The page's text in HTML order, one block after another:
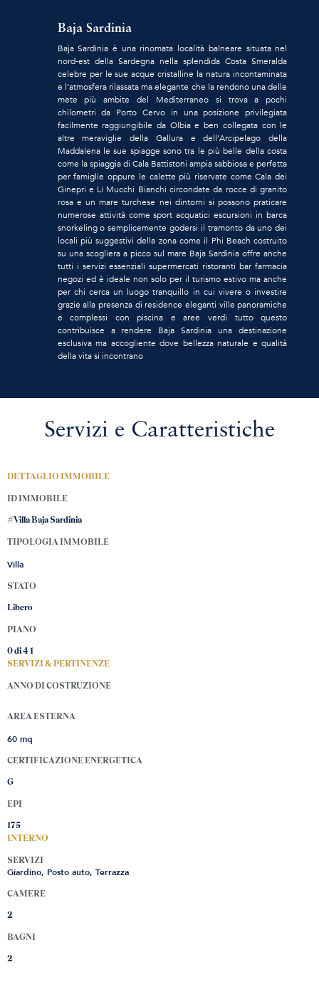
Baja Sardinia
Baja Sardinia è una rinomata località balneare situata nel
nord-est della Sardegna nella splendida Costa Smeralda
celebre per le sue acque cristalline la natura incontaminata
e l’atmosfera rilassata ma elegante che la rendono una delle
mete più ambite del Mediterraneo si trova a pochi
chilometri da Porto Cervo in una posizione privilegiata
facilmente raggiungibile da Olbia e ben collegata con le
altre meraviglie della Gallura e dell’Arcipelago della
Maddalena le sue spiagge sono tra le più belle della costa
come la spiaggia di Cala Battistoni ampia sabbiosa e perfetta
per famiglie oppure le calette più riservate come Cala dei
Ginepri e Li Mucchi Bianchi circondate da rocce di granito
rosa e un mare turchese nei dintorni si possono praticare
numerose attività come sport acquatici escursioni in barca
snorkeling o semplicemente godersi il tramonto da uno dei
locali più suggestivi della zona come il Phi Beach costruito
su una scogliera a picco sul mare Baja Sardinia offre anche
tutti i servizi essenziali supermercati ristoranti bar farmacia
negozi ed è ideale non solo per il turismo estivo ma anche
per chi cerca un luogo tranquillo in cui vivere o investire
grazie alla presenza di residence eleganti ville panoramiche
e complessi con piscina e aree verdi tutto questo
contribuisce a rendere Baja Sardinia una destinazione
esclusiva ma accogliente dove bellezza naturale e qualità
della vita si incontrano
Servizi e Caratteristiche
DETTAGLIO IMMOBILE
ID IMMOBILE
#Villa Baja Sardinia
TIPOLOGIA IMMOBILE
Villa
STATO
Libero
PIANO
0 di 4 1
SERVIZI & PERTINENZE
ANNO DI COSTRUZIONE
AREA ESTERNA
60 mq
CERTIFICAZIONE ENERGETICA
G
EPI
175
INTERNO
SERVIZI
Giardino, Posto auto, Terrazza
CAMERE
2
BAGNI
2